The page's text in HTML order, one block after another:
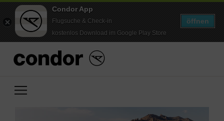
Condor App
Flugsuche & Check-in
kostenlos Download im Google Play Store
öffnen